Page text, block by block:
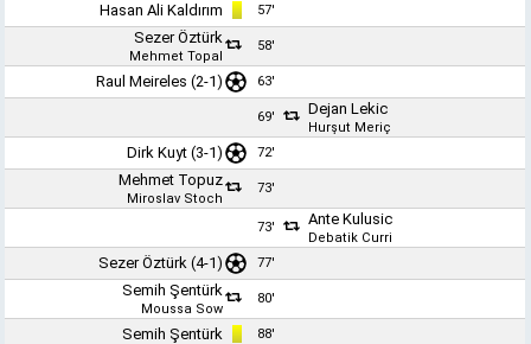
Hasan Ali Kaldırım 57'
Sezer Öztürk
Mehmet Topal
58'
Raul Meireles (2-1) 63'
69' Dejan Lekic
Hurşut Meriç
Dirk Kuyt (3-1) 72'
Mehmet Topuz
Miroslav Stoch
73'
73' Ante Kulusic
Debatik Curri
Sezer Öztürk (4-1) 77'
Semih Şentürk
Moussa Sow
80'
Semih Şentürk 88'